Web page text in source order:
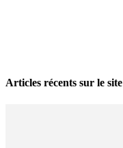
Articles récents sur le site